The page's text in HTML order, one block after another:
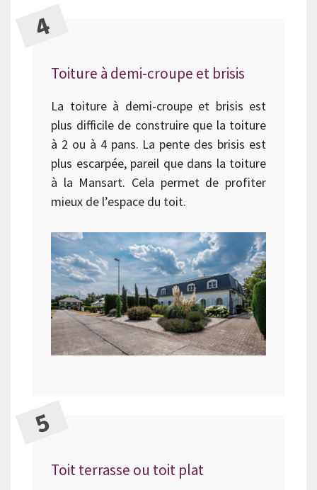
Toiture à demi-croupe et brisis
La toiture à demi-croupe et brisis est
plus difficile de construire que la toiture
à 2 ou à 4 pans. La pente des brisis est
plus escarpée, pareil que dans la toiture
à la Mansart. Cela permet de profiter
mieux de l’espace du toit.
Toit terrasse ou toit plat